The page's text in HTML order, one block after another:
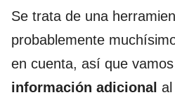
Se trata de una
probablemente
en cuenta, así que
información adicional